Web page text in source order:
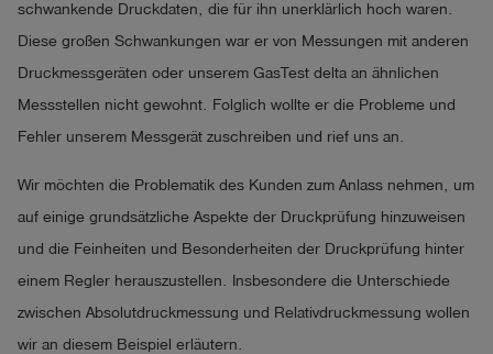
schwankende Druckdaten, die für ihn unerklärlich hoch waren.
Diese großen Schwankungen war er von Messungen mit anderen
Druckmessgeräten oder unserem GasTest delta an ähnlichen
Messstellen nicht gewohnt. Folglich wollte er die Probleme und
Fehler unserem Messgerät zuschreiben und rief uns an.
Wir möchten die Problematik des Kunden zum Anlass nehmen, um
auf einige grundsätzliche Aspekte der Druckprüfung hinzuweisen
und die Feinheiten und Besonderheiten der Druckprüfung hinter
einem Regler herauszustellen. Insbesondere die Unterschiede
zwischen Absolutdruckmessung und Relativdruckmessung wollen
wir an diesem Beispiel erläutern.